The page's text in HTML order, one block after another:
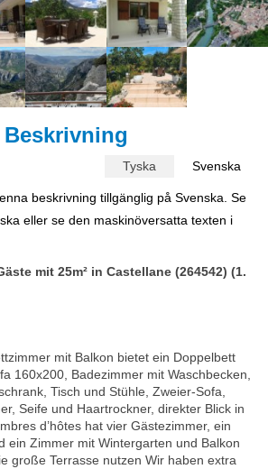
Beskrivning
Tyska Svenska
beskrivning tillgänglig på Svenska. Se
eller se den maskinöversatta texten i
mit 25m² in Castellane (264542) (1.
mit Balkon bietet ein Doppelbett
160x200, Badezimmer mit Waschbecken,
Tisch und Stühle, Zweier-Sofa,
Seife und Haartrockner, direkter Blick in
d’hôtes hat vier Gästezimmer, ein
ein Zimmer mit Wintergarten und Balkon
große Terrasse nutzen Wir haben extra